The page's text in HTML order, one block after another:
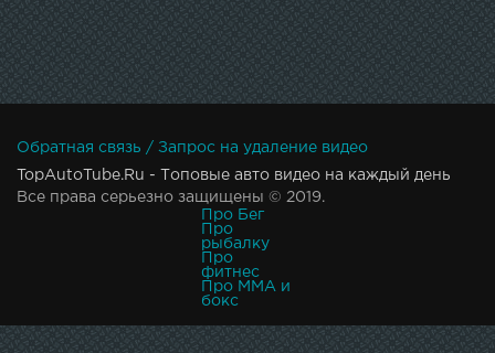
Обратная связь / Запрос на удаление видео
TopAutoTube.Ru - Топовые авто видео на каждый день
Все права серьезно защищены © 2019.
Про Бег
Про
рыбалку
Про
фитнес
Про MMA и
бокс